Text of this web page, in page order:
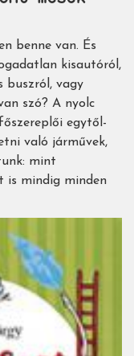
benne van. És
kisautóról,
buszról, vagy
szó? A nyolc
egytől-
való járművek,
mint
is mindig minden